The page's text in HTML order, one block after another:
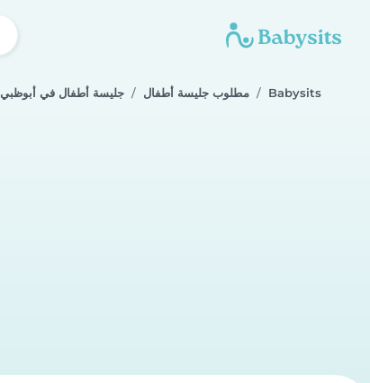
Babysits مطلوب جليسة أطفال جليسة أطفال في أبوظبي